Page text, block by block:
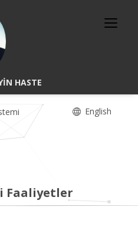
HASTE
English
Faaliyetler